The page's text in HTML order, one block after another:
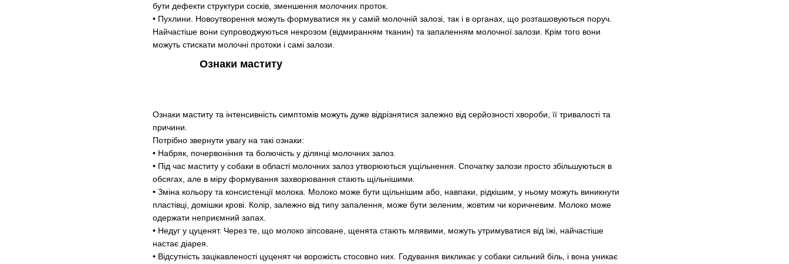
бути дефекти структури сосків, зменшення молочних проток.
• Пухлини. Новоутворення можуть формуватися як у самій молочній залозі, так і в органах, що розташовуються поруч.
Найчастіше вони супроводжуються некрозом (відмиранням тканин) та запаленням молочної залози. Крім того вони
можуть стискати молочні протоки і самі залози.
Ознаки маститу
Ознаки маститу та інтенсивність симптомів можуть дуже відрізнятися залежно від серйозності хвороби, її тривалості та
причини.
Потрібно звернути увагу на такі ознаки:
• Набряк, почервоніння та болючість у ділянці молочних залоз.
• Під час маститу у собаки в області молочних залоз утворюються ущільнення. Спочатку залози просто збільшуються в
обсягах, але в міру формування захворювання стають щільнішими.
• Зміна кольору та консистенції молока. Молоко може бути щільнішим або, навпаки, рідкішим, у ньому можуть виникнути
пластівці, домішки крові. Колір, залежно від типу запалення, може бути зеленим, жовтим чи коричневим. Молоко може
одержати неприємний запах.
• Недуг у цуценят. Через те, що молоко зіпсоване, щенята стають млявими, можуть утримуватися від їжі, найчастіше
настає діарея.
• Відсутність зацікавленості цуценят чи ворожість стосовно них. Годування викликає у собаки сильний біль, і вона уникає